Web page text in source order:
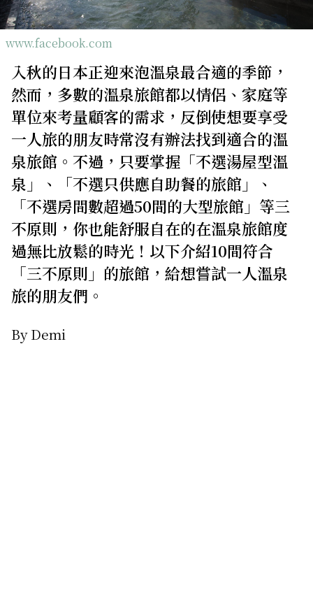
www.facebook.com
入秋的日本正迎來泡溫泉最合適的季節，
然而，多數的溫泉旅館都以情侶、家庭等
單位來考量顧客的需求，反倒使想要享受
一人旅的朋友時常沒有辦法找到適合的溫
泉旅館。不過，只要掌握「不選湯屋型溫
泉」、「不選只供應自助餐的旅館」、
「不選房間數超過50間的大型旅館」等三
不原則，你也能舒服自在的在溫泉旅館度
過無比放鬆的時光！以下介紹10間符合
「三不原則」的旅館，給想嘗試一人溫泉
旅的朋友們。
By Demi